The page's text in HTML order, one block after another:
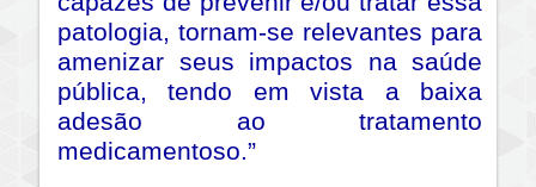
patologia, tornam-se relevantes para
amenizar seus impactos na saúde
pública, tendo em vista a baixa
adesão ao tratamento
medicamentoso.”